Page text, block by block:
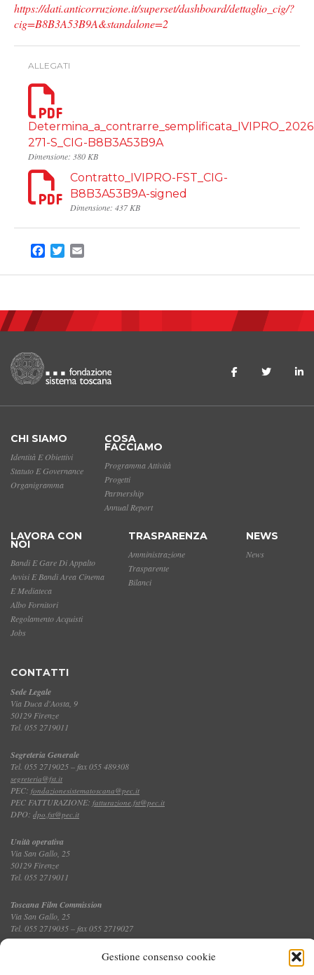
Gestione consenso cookie
https://dati.anticorruzione.it/superset/dashboard/dettaglio_cig/?
cig=B8B3A53B9A&standalone=2
ALLEGATI
271-S_CIG-B8B3A53B9A
Dimensione: 380 KB
Contratto_IVIPRO-FST_CIG-
B8B3A53B9A-signed
Dimensione: 437 KB
Facebook
Twitter
CHI SIAMO
Identità E Obiettivi
Statuto E Governance
Organigramma
COSA
FACCIAMO
Programma Attività
Progetti
Partnership
Annual Report
LAVORA CON
NOI
Bandi E Gare Di Appalto
Avvisi E Bandi Area Cinema
E Mediateca
Albo Fornitori
Regolamento Acquisti
Jobs
TRASPARENZA
Amministrazione
Trasparente
Bilanci
NEWS
News
CONTATTI
Sede Legale
Via Duca d'Aosta, 9
50129 Firenze
Tel. 055 2719011
Segreteria Generale
Tel. 055 2719025 – fax 055 489308
segreteria@fst.it
PEC: fondazionesistematoscana@pec.it
PEC FATTURAZIONE: fatturazione.fst@pec.it
DPO: dpo.fst@pec.it
Unità operativa
Via San Gallo, 25
50129 Firenze
Tel. 055 2719011
Toscana Film Commission
Via San Gallo, 25
Tel. 055 2719035 – fax 055 2719027